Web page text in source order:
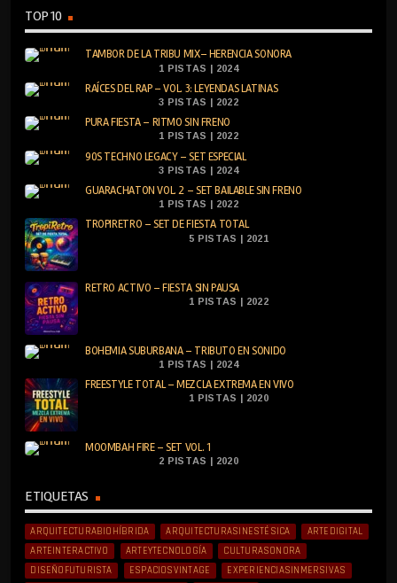
TOP 10
TAMBOR DE LA TRIBU MIX– HERENCIA SONORA
1 PISTAS | 2024
RAÍCES DEL RAP – VOL. 3: LEYENDAS LATINAS
3 PISTAS | 2022
PURA FIESTA – RITMO SIN FRENO
1 PISTAS | 2022
90S TECHNO LEGACY – SET ESPECIAL
3 PISTAS | 2024
GUARACHATON VOL. 2 – SET BAILABLE SIN FRENO
1 PISTAS | 2022
TROPIRETRO – SET DE FIESTA TOTAL
5 PISTAS | 2021
RETRO ACTIVO – FIESTA SIN PAUSA
1 PISTAS | 2022
BOHEMIA SUBURBANA – TRIBUTO EN SONIDO
1 PISTAS | 2024
FREESTYLE TOTAL – MEZCLA EXTREMA EN VIVO
1 PISTAS | 2020
MOOMBAH FIRE – SET VOL. 1
2 PISTAS | 2020
ETIQUETAS
ARQUITECTURABIOHÍBRIDA ARQUITECTURASINESTÉSICA
ARTEDIGITAL
ARTEINTERACTIVO
ARTEYTECNOLOGÍA
CULTURASONORA
DISEÑOFUTURISTA
ESPACIOSVINTAGE
EXPERIENCIASINMERSIVAS